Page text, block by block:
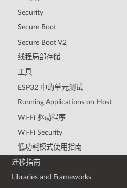
Security
Secure Boot
Secure Boot V2
线程局部存储
工具
ESP32 中的单元测试
Running Applications on Host
Wi-Fi 驱动程序
Wi-Fi Security
低功耗模式使用指南
迁移指南
Libraries and Frameworks